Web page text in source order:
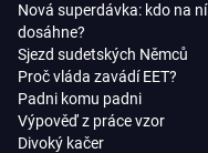
Nová superdávka: kdo na ní
dosáhne?
Sjezd sudetských Němců
Proč vláda zavádí EET?
Padni komu padni
Výpověď z práce vzor
Divoký kačer